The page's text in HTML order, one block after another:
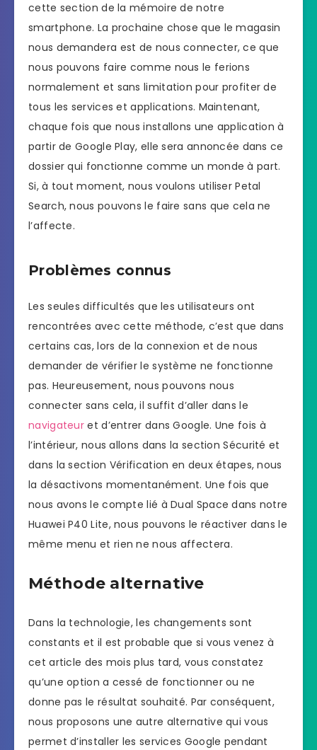
cette section de la mémoire de notre
smartphone. La prochaine chose que le magasin
nous demandera est de nous connecter, ce que
nous pouvons faire comme nous le ferions
normalement et sans limitation pour profiter de
tous les services et applications. Maintenant,
chaque fois que nous installons une application à
partir de Google Play, elle sera annoncée dans ce
dossier qui fonctionne comme un monde à part.
Si, à tout moment, nous voulons utiliser Petal
Search, nous pouvons le faire sans que cela ne
l’affecte.
Problèmes connus
Les seules difficultés que les utilisateurs ont
rencontrées avec cette méthode, c’est que dans
certains cas, lors de la connexion et de nous
demander de vérifier le système ne fonctionne
pas. Heureusement, nous pouvons nous
connecter sans cela, il suffit d’aller dans le
navigateur et d’entrer dans Google. Une fois à
l’intérieur, nous allons dans la section Sécurité et
dans la section Vérification en deux étapes, nous
la désactivons momentanément. Une fois que
nous avons le compte lié à Dual Space dans notre
Huawei P40 Lite, nous pouvons le réactiver dans le
même menu et rien ne nous affectera.
Méthode alternative
Dans la technologie, les changements sont
constants et il est probable que si vous venez à
cet article des mois plus tard, vous constatez
qu’une option a cessé de fonctionner ou ne
donne pas le résultat souhaité. Par conséquent,
nous proposons une autre alternative qui vous
permet d’installer les services Google pendant